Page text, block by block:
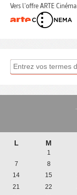
Vers l'offre ARTE Cinéma
L M
1
7
8
14
15
21
22